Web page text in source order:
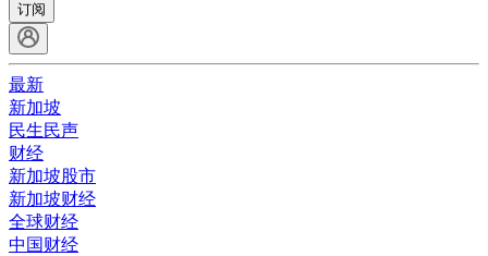
订阅
最新
新加坡
民生民声
财经
新加坡股市
新加坡财经
全球财经
中国财经